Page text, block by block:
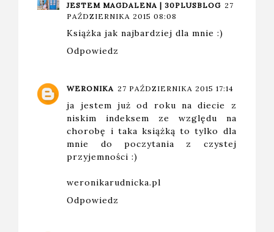
JESTEM MAGDALENA | 30PLUSBLOG 27
PAŹDZIERNIKA 2015 08:08
Książka jak najbardziej dla mnie :)
Odpowiedz
WERONIKA 27 PAŹDZIERNIKA 2015 17:14
ja jestem już od roku na diecie z
niskim indeksem ze względu na
chorobę i taka książką to tylko dla
mnie do poczytania z czystej
przyjemności :)
weronikarudnicka.pl
Odpowiedz